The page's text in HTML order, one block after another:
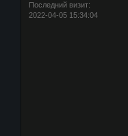
Последний визит:
2022-04-05 15:34:04